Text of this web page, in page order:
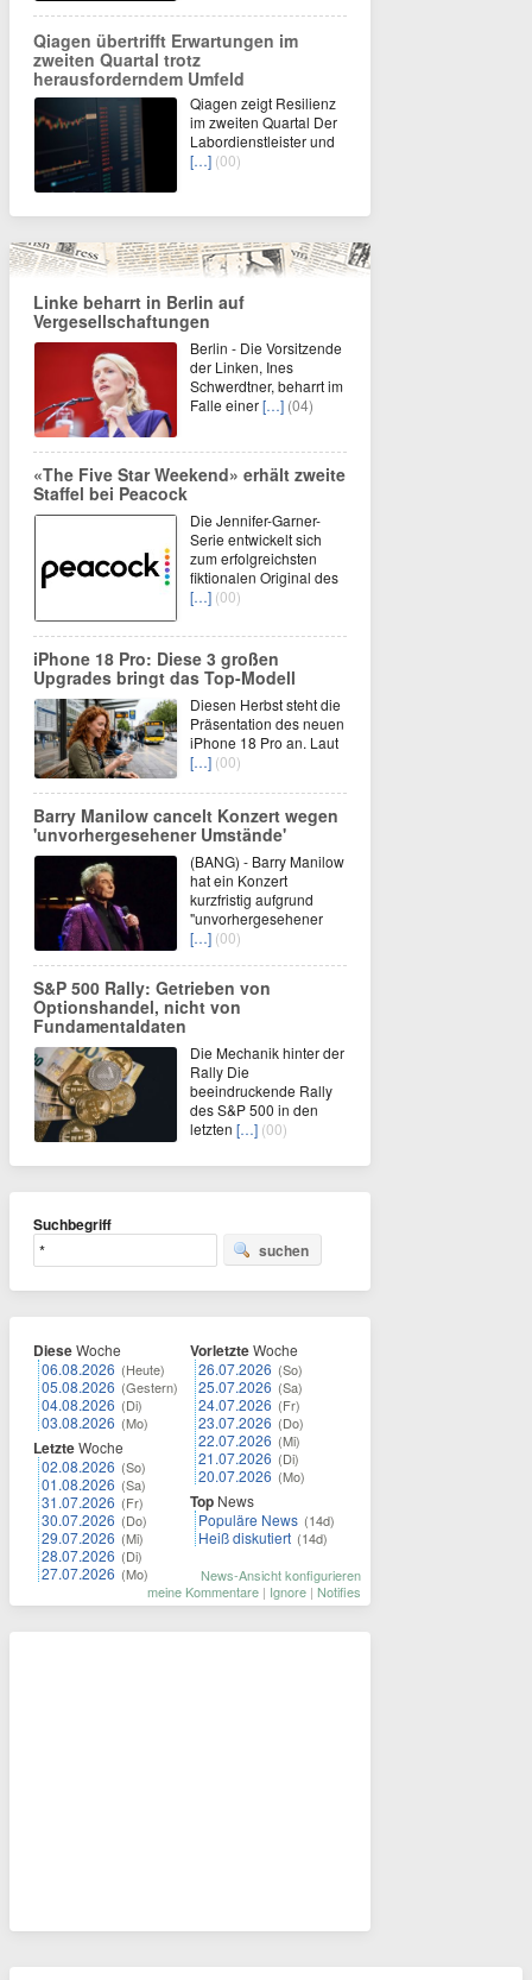
Qiagen übertrifft Erwartungen im
zweiten Quartal trotz
herausforderndem Umfeld
Qiagen zeigt Resilienz
im zweiten Quartal Der
Labordienstleister und
[…] (00)
Linke beharrt in Berlin auf
Vergesellschaftungen
Berlin - Die Vorsitzende
der Linken, Ines
Schwerdtner, beharrt im
Falle einer[…] (04)
«The Five Star Weekend» erhält zweite
Staffel bei Peacock
Die Jennifer-Garner-
Serie entwickelt sich
zum erfolgreichsten
fiktionalen Original des
[…] (00)
iPhone 18 Pro: Diese 3 großen
Upgrades bringt das Top-Modell
Diesen Herbst steht die
Präsentation des neuen
iPhone 18 Pro an. Laut
[…] (00)
Barry Manilow cancelt Konzert wegen
'unvorhergesehener Umstände'
(BANG) - Barry Manilow
hat ein Konzert
kurzfristig aufgrund
"unvorhergesehener
[…] (00)
S&P 500 Rally: Getrieben von
Optionshandel, nicht von
Fundamentaldaten
Die Mechanik hinter der
Rally Die
beeindruckende Rally
des S&P 500 in den
letzten […] (00)
Suchbegriff
suchen
DieseWoche
06.08.2026 (Heute)
05.08.2026 (Gestern)
04.08.2026 (Di)
03.08.2026 (Mo)
LetzteWoche
02.08.2026 (So)
01.08.2026 (Sa)
31.07.2026 (Fr)
30.07.2026 (Do)
29.07.2026 (Mi)
28.07.2026 (Di)
27.07.2026 (Mo)
VorletzteWoche
26.07.2026 (So)
25.07.2026 (Sa)
24.07.2026 (Fr)
23.07.2026 (Do)
22.07.2026 (Mi)
21.07.2026 (Di)
20.07.2026 (Mo)
Top News
Populäre News (14d)
Heiß diskutiert (14d)
News-Ansicht konfigurieren
meine Kommentare | Ignore | Notifies